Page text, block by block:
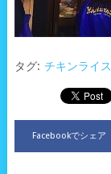
タグ: チキンライス
Facebookでシェア